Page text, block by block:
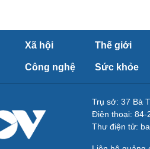
Xã hội Thế giới
Công nghệ Sức khỏe
Trụ sở: 37 Bà
Điện thoại: 84-
Thư điện tử: